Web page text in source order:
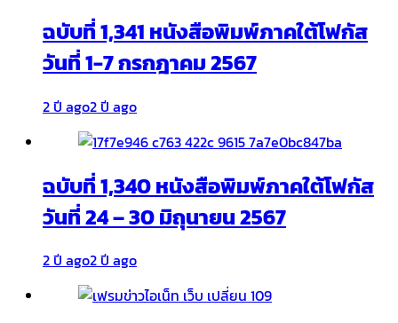
ฉบับที่ 1,341 หนังสือพิมพ์ภาคใต้โฟกัส
วันที่ 1-7 กรกฎาคม 2567
2 ปี ago2 ปี ago
ฉบับที่ 1,340 หนังสือพิมพ์ภาคใต้โฟกัส
วันที่ 24 – 30 มิถุนายน 2567
2 ปี ago2 ปี ago